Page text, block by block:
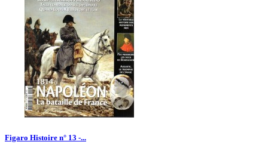
Figaro Histoire n° 13 -...